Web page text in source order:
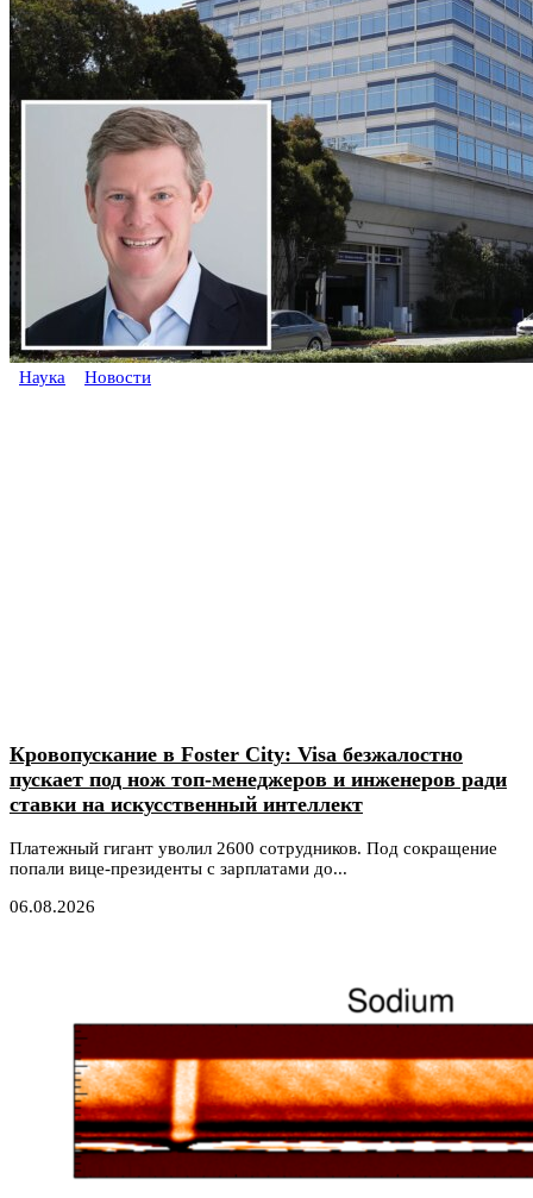
Наука Новости
Кровопускание в Foster City: Visa безжалостно
пускает под нож топ-менеджеров и инженеров ради
ставки на искусственный интеллект
Платежный гигант уволил 2600 сотрудников. Под сокращение
попали вице-президенты с зарплатами до...
06.08.2026